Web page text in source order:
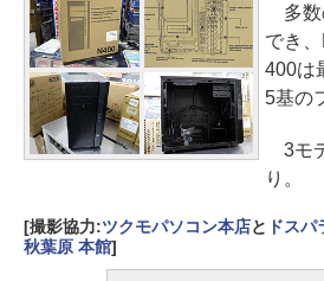
多数
でき
400は
5基の
3モ
り。
[撮影協力:ツクモパソコン本店と ドス
秋葉原 本館]